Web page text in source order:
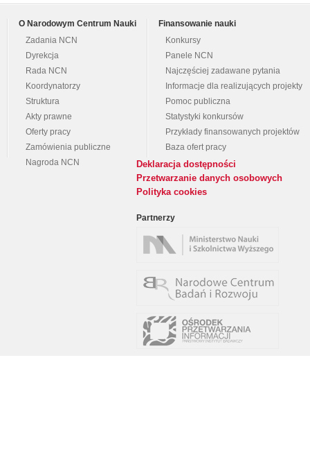
O Narodowym Centrum Nauki
Zadania NCN
Dyrekcja
Rada NCN
Koordynatorzy
Struktura
Akty prawne
Oferty pracy
Zamówienia publiczne
Nagroda NCN
Finansowanie nauki
Konkursy
Panele NCN
Najczęściej zadawane pytania
Informacje dla realizujących projekty
Pomoc publiczna
Statystyki konkursów
Przykłady finansowanych projektów
Baza ofert pracy
Deklaracja dostępności
Przetwarzanie danych osobowych
Polityka cookies
Partnerzy